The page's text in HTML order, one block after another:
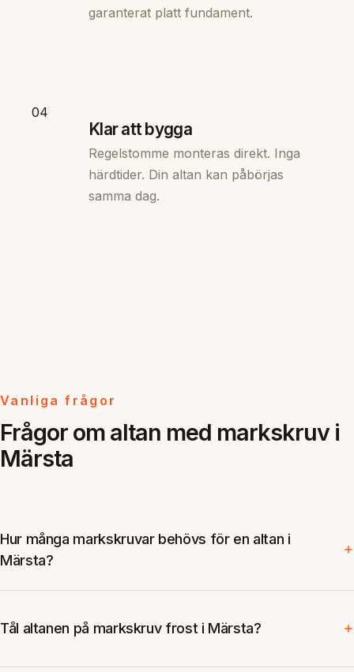
garanterat platt fundament.
04
Klar att bygga
Regelstomme monteras direkt. Inga
härdtider. Din altan kan påbörjas
samma dag.
Vanliga frågor
Frågor om altan med markskruv i
Märsta
Hur många markskruvar behövs för en altan i
Märsta?
Tål altanen på markskruv frost i Märsta?